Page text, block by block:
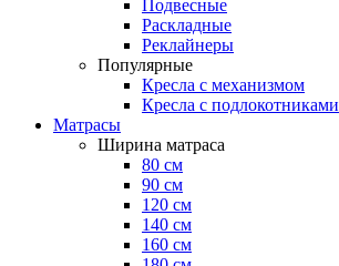
Подвесные
Раскладные
Реклайнеры
Популярные
Кресла с механизмом
Кресла с подлокотниками
Матрасы
Ширина матраса
80 см
90 см
120 см
140 см
160 см